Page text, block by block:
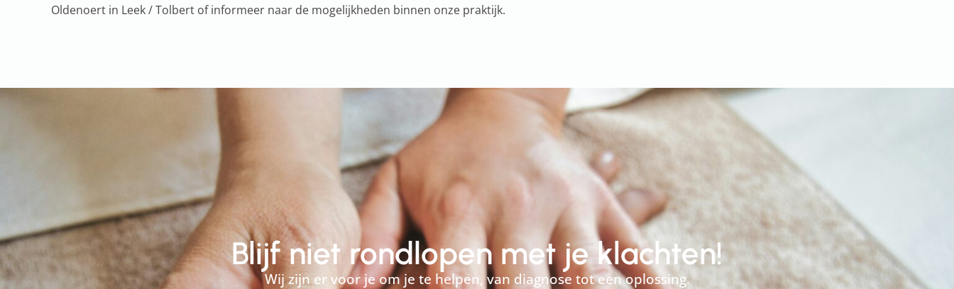
Oldenoert in Leek / Tolbert of informeer naar de mogelijkheden binnen onze praktijk.
Blijf niet rondlopen met je klachten!
Wij zijn er voor je om je te helpen, van diagnose tot een oplossing.